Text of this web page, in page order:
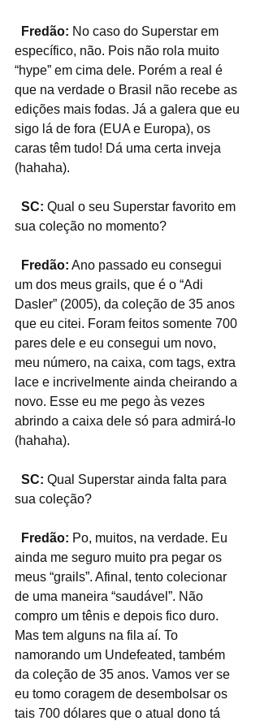
  Fredão:
No caso do Superstar em
específico, não. Pois não rola muito
“hype” em cima dele. Porém a real é
que na verdade o Brasil não recebe as
edições mais fodas. Já a galera que eu
sigo lá de fora (EUA e Europa), os
caras têm tudo! Dá uma certa inveja
(hahaha).
  SC:
Qual o seu Superstar favorito em
sua coleção no momento?
  Fredão:
Ano passado eu consegui
um dos meus grails, que é o “Adi
Dasler” (2005), da coleção de 35 anos
que eu citei. Foram feitos somente 700
pares dele e eu consegui um novo,
meu número, na caixa, com tags, extra
lace e incrivelmente ainda cheirando a
novo. Esse eu me pego às vezes
abrindo a caixa dele só para admirá-lo
(hahaha).
  SC:
Qual Superstar ainda falta para
sua coleção?
  Fredão:
Po, muitos, na verdade. Eu
ainda me seguro muito pra pegar os
meus “grails”. Afinal, tento colecionar
de uma maneira “saudável”. Não
compro um tênis e depois fico duro.
Mas tem alguns na fila aí. To
namorando um Undefeated, também
da coleção de 35 anos. Vamos ver se
eu tomo coragem de desembolsar os
tais 700 dólares que o atual dono tá